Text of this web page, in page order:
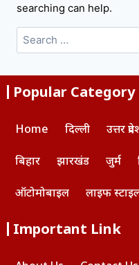
searching can help.
Popular Category
Home दिल्ली उत्तर
बिहार झारखंड जुर्म
ऑटोमोबाइल लाइफ
Important Link